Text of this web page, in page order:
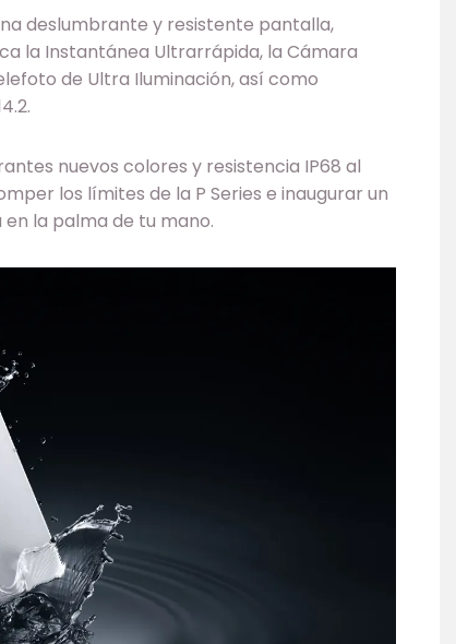
deslumbrante y resistente pantalla,
la Instantánea Ultrarrápida, la Cámara
de Ultra Iluminación, así como
nuevos colores y resistencia IP68 al
los límites de la P Series e inaugurar un
la palma de tu mano.